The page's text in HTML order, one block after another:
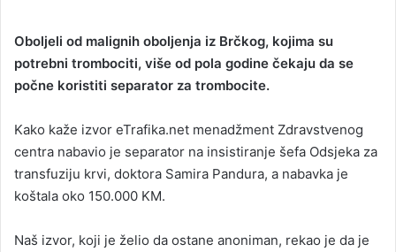
d
a
n
m
a
i
l
Oboljeli od malignih oboljenja iz Brčkog, kojima su
potrebni trombociti, više od pola godine čekaju da se
počne koristiti separator za trombocite.
Kako kaže izvor eTrafika.net menadžment Zdravstvenog
centra nabavio je separator na insistiranje šefa Odsjeka za
transfuziju krvi, doktora Samira Pandura, a nabavka je
koštala oko 150.000 KM.
Naš izvor, koji je želio da ostane anoniman, rekao je da je